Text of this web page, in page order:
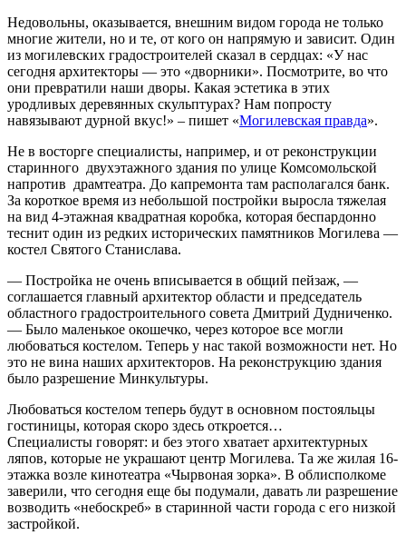
Недовольны, оказывается, внешним видом города не только
многие жители, но и те, от кого он напрямую и зависит. Один
из могилевских градостроителей сказал в сердцах: «У нас
сегодня архитекторы — это «дворники». Посмотрите, во что
они превратили наши дворы. Какая эстетика в этих
уродливых деревянных скульптурах? Нам попросту
навязывают дурной вкус!» – пишет «Могилевская правда».
Не в восторге специалисты, например, и от реконструкции
старинного двухэтажного здания по улице Комсомольской
напротив драмтеатра. До капремонта там располагался банк.
За короткое время из небольшой постройки выросла тяжелая
на вид 4-этажная квадратная коробка, которая беспардонно
теснит один из редких исторических памятников Могилева —
костел Святого Станислава.
— Постройка не очень вписывается в общий пейзаж, —
соглашается главный архитектор области и председатель
областного градостроительного совета Дмитрий Дудниченко.
— Было маленькое окошечко, через которое все могли
любоваться костелом. Теперь у нас такой возможности нет. Но
это не вина наших архитекторов. На реконструкцию здания
было разрешение Минкультуры.
Любоваться костелом теперь будут в основном постояльцы
гостиницы, которая скоро здесь откроется…
Специалисты говорят: и без этого хватает архитектурных
ляпов, которые не украшают центр Могилева. Та же жилая 16-
этажка возле кинотеатра «Чырвоная зорка». В облисполкоме
заверили, что сегодня еще бы подумали, давать ли разрешение
возводить «небоскреб» в старинной части города с его низкой
застройкой.